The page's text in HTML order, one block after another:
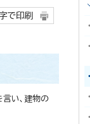
で印刷
い、建物の